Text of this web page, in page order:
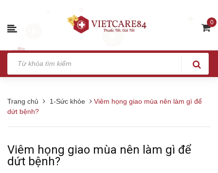
0
Trang chủ 1-Sức khỏe
Viêm họng giao mùa nên làm gì để
dứt bệnh?
Viêm họng giao mùa nên làm gì để
dứt bệnh?